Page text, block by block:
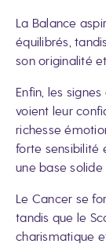
La Balance
équilibrés,
son originalité
Enfin, les
voient leur
richesse
forte sensibilité
une base solide
Le Cancer se
tandis que le
charismatique